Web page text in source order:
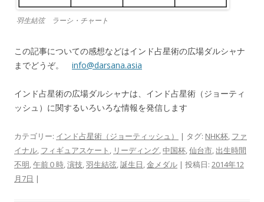
羽生結弦 ラーシ・チャート
この記事についての感想などはインド占星術の広場ダルシャナ
までどうぞ。 info@darsana.asia
インド占星術の広場ダルシャナは、インド占星術（ジョーティ
ッシュ）に関するいろいろな情報を発信します
カテゴリー: インド占星術（ジョーティッシュ） | タグ: NHK杯, ファ
イナル, フィギュアスケート , リーディング,中国杯,仙台市, 出生時間
不明,午前０時,演技,羽生結弦,誕生日,金メダル | 投稿日: 2014年12
月7日 |